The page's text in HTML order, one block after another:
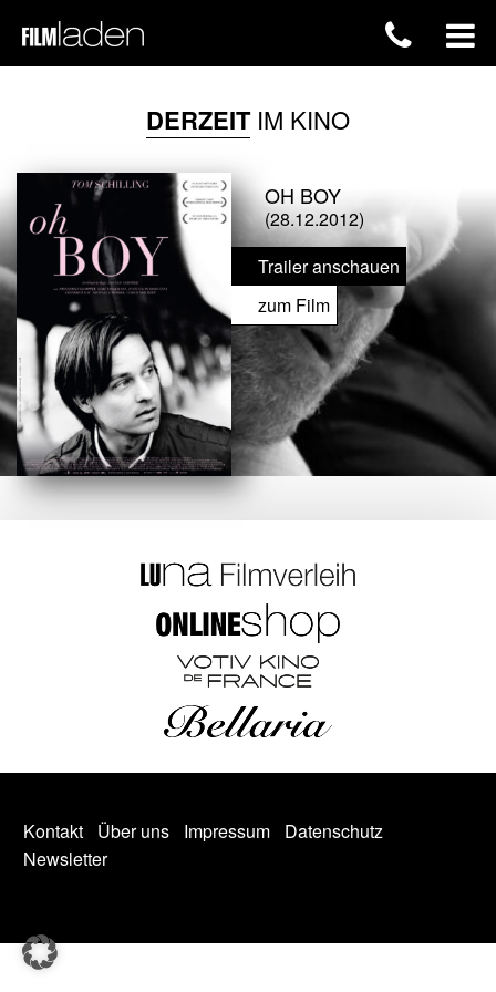
DERZEITIM KINO
OH BOY
(28.12.2012)
Trailer anschauen
zum Film
Kontakt Über uns Impressum
Datenschutz
Newsletter